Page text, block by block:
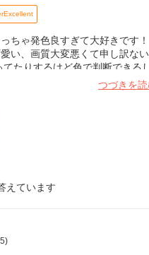
ちゃ発色良すぎて大好きです
い、画質大変悪くて申し訳な
たりするけど色で判断できる
まり使わなくて良いから楽！
つづきを読
えています
5)